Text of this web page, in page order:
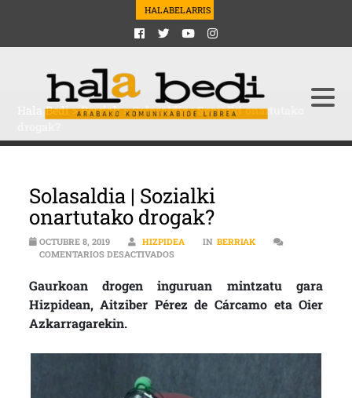
HALABELARRIS
Hala Bedi>Berriak>Solasaldia | Sozialki onartutako
Solasaldia | Sozialki
onartutako drogak?
OCTUBRE 8, 2019 HIZPIDEA IN BERRIAK
COMENTARIOS DESACTIVADOSEN SOLASALDIA | SOZIALKI
Gaurkoan drogen inguruan mintzatu gara
Hizpidean, Aitziber Pérez de Cárcamo eta Oier
Azkarragarekin.